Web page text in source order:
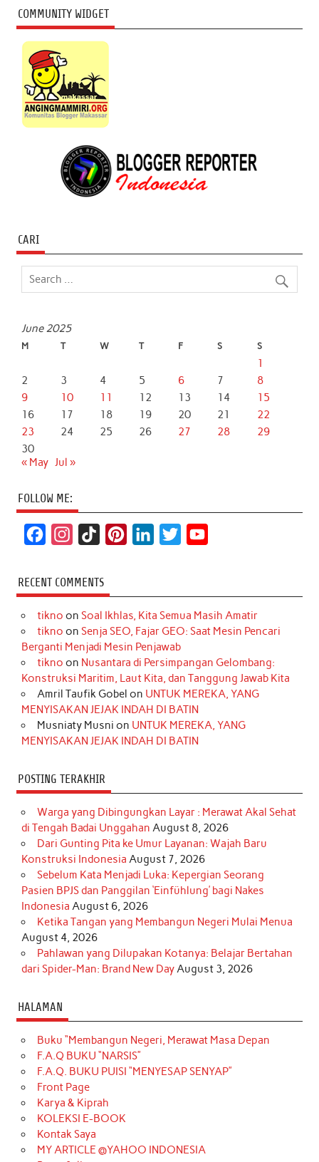
COMMUNITY WIDGET
CARI
June 2025
M T W T F S S
1
2
3 4 5 6 7
8
9
10 11 12 13 14
15
16
17 18 19 20 21
22
23
24 25 26 27 28
29
30
« May Jul »
FOLLOW ME:
c
e
b
o
k
s
t
a
r
a
m
k
T
o
k
t
e
e
s
t
k
e
d
I
n
t
t
r
T
u
e
RECENT COMMENTS
tikno on Soal Ikhlas, Kita Semua Masih Amatir
tikno on Senja SEO, Fajar GEO: Saat Mesin Pencari
Berganti Menjadi Mesin Penjawab
tikno on Nusantara di Persimpangan Gelombang:
Konstruksi Maritim, Laut Kita, dan Tanggung Jawab Kita
Amril Taufik Gobel on UNTUK MEREKA, YANG
MENYISAKAN JEJAK INDAH DI BATIN
Musniaty Musni on UNTUK MEREKA, YANG
MENYISAKAN JEJAK INDAH DI BATIN
POSTING TERAKHIR
Warga yang Dibingungkan Layar : Merawat Akal Sehat
di Tengah Badai Unggahan August 8, 2026
Dari Gunting Pita ke Umur Layanan: Wajah Baru
Konstruksi Indonesia August 7, 2026
Sebelum Kata Menjadi Luka: Kepergian Seorang
Pasien BPJS dan Panggilan ‘Einfühlung’ bagi Nakes
Indonesia August 6, 2026
Ketika Tangan yang Membangun Negeri Mulai Menua
August 4, 2026
Pahlawan yang Dilupakan Kotanya: Belajar Bertahan
dari Spider-Man: Brand New DayAugust 3, 2026
HALAMAN
Buku “Membangun Negeri, Merawat Masa Depan
F.A.Q BUKU “NARSIS”
F.A.Q. BUKU PUISI “MENYESAP SENYAP”
Front Page
Karya & Kiprah
KOLEKSI E-BOOK
Kontak Saya
MY ARTICLE @YAHOO INDONESIA